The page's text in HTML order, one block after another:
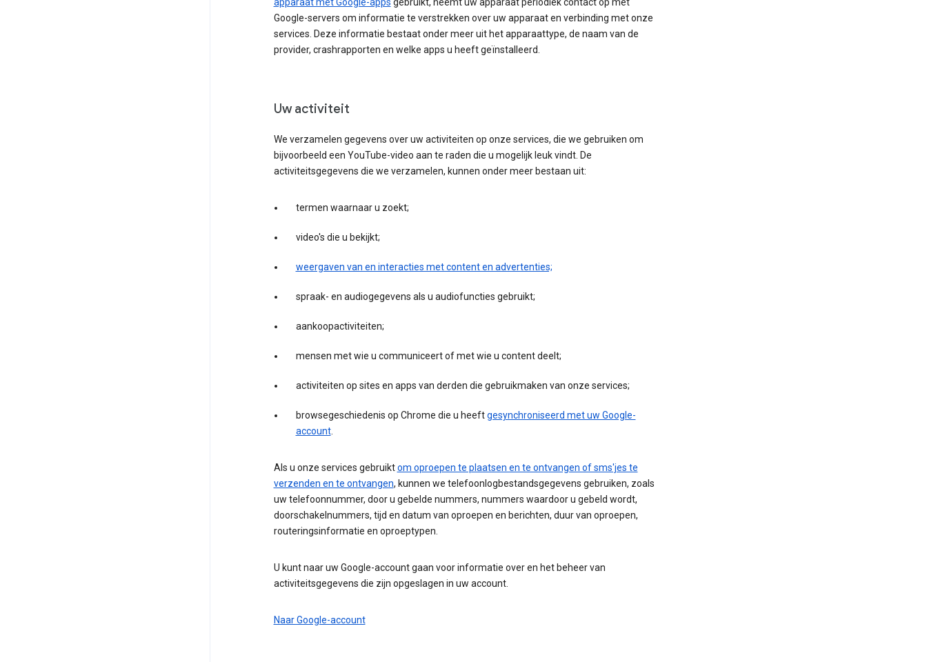
apparaat met Google-apps gebruikt, neemt uw apparaat periodiek contact op met
Google-servers om informatie te verstrekken over uw apparaat en verbinding met onze
services. Deze informatie bestaat onder meer uit het apparaattype, de naam van de
provider, crashrapporten en welke apps u heeft geïnstalleerd.
Uw activiteit
We verzamelen gegevens over uw activiteiten op onze services, die we gebruiken om
bijvoorbeeld een YouTube-video aan te raden die u mogelijk leuk vindt. De
activiteitsgegevens die we verzamelen, kunnen onder meer bestaan uit:
termen waarnaar u zoekt;
video's die u bekijkt;
weergaven van en interacties met content en advertenties;
spraak- en audiogegevens als u audiofuncties gebruikt;
aankoopactiviteiten;
mensen met wie u communiceert of met wie u content deelt;
activiteiten op sites en apps van derden die gebruikmaken van onze services;
browsegeschiedenis op Chrome die u heeftgesynchroniseerd met uw Google-
account.
Als u onze services gebruiktom oproepen te plaatsen en te ontvangen of sms'jes te
verzenden en te ontvangen, kunnen we telefoonlogbestandsgegevens gebruiken, zoals
uw telefoonnummer, door u gebelde nummers, nummers waardoor u gebeld wordt,
doorschakelnummers, tijd en datum van oproepen en berichten, duur van oproepen,
routeringsinformatie en oproeptypen.
U kunt naar uw Google-account gaan voor informatie over en het beheer van
activiteitsgegevens die zijn opgeslagen in uw account.
Naar Google-account